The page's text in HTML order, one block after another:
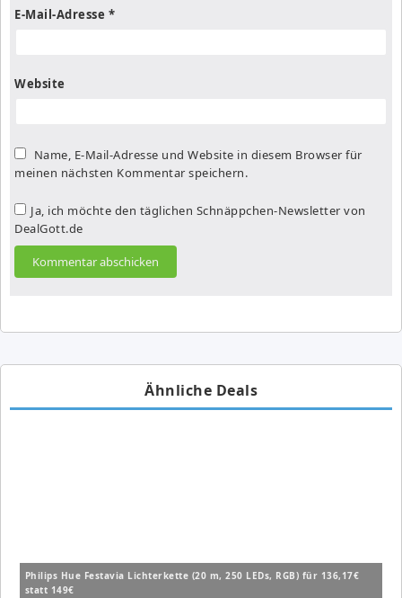
E-Mail-Adresse *
Website
Name, E-Mail-Adresse und Website in diesem Browser für
meinen nächsten Kommentar speichern.
Ja, ich möchte den täglichen Schnäppchen-Newsletter von
DealGott.de
Ähnliche Deals
Philips Hue Festavia Lichterkette (20 m, 250 LEDs, RGB) für 136,17€
statt 149€